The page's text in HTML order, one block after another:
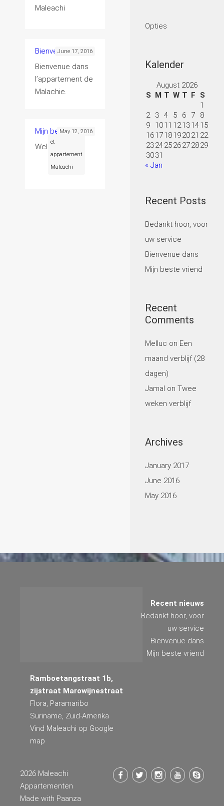
Maleachi
Bienvenue dans
Bienvenue dans
l’appartement de
Malachie.
June 17, 2016
Mijn beste vriend
Welcome bij h
et
appartement
Maleachi
May 12, 2016
Opties
Kalender
August 2026
S M T W T F
S
1
2
3 4 5 6 7
8
9
1011 12131415
161718192021 22
23242526272829
3031
« Jan
Recent Posts
Bedankt hoor, voor
uw service
Bienvenue dans
Mijn beste vriend
Recent
Comments
Melluc on Een
maand verblijf (28
dagen)
Jamal on Twee
weken verblijf
Archives
January 2017
June 2016
May 2016
Ramboetangstraat 1b,
zijstraat Marowijnestraat
Flora, Paramaribo
Suriname, Zuid-Amerika
Vind Maleachi op Google
map
Recent nieuws
Bedankt hoor, voor
uw service
Bienvenue dans
Mijn beste vriend
2026 Maleachi
Appartementen
Made with Paanza